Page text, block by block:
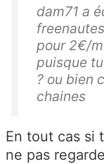
dam71 a
pour 2€/
puisque
? ou bien
chaines
En tout cas si
ne pas